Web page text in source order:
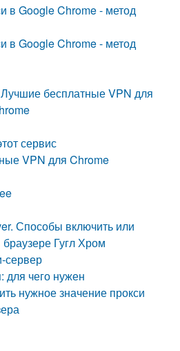
в Google Chrome - метод
в Google Chrome - метод
бесплатные VPN для
сервис
VPN для Chrome
Способы включить или
Гугл Хром
сервер
для чего нужен
нужное значение прокси